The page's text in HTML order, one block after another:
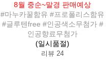
8월 중순~말경 판매예상
#마누카꿀함유 #프로폴리스함유
#글루텐free #인공색소무첨가 #
인공향료무첨가
(일시품절)
리뷰 24